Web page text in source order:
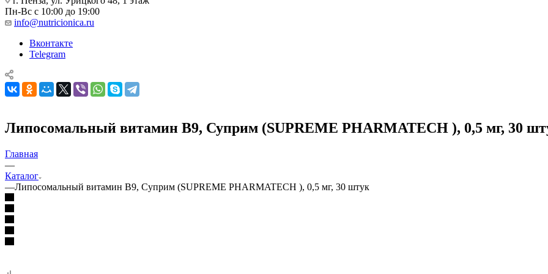
Пн-Вс с 10:00 до 19:00
info@nutricionica.ru
Вконтакте
Telegram
Липосомальный витамин В9, Суприм (SUPREME PHARMATECH ), 0,5 мг, 30
Главная
—
Каталог
—Липосомальный витамин В9, Суприм (SUPREME PHARMATECH ), 0,5 мг, 30 штук